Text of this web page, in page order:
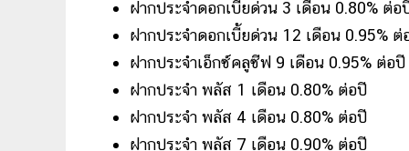
ฝากประจำดอกเบี้ยด่วน 3 เดือน 0.80% ต่อ
ฝากประจำดอกเบี้ยด่วน 12 เดือน 0.95% ต่
ฝากประจำเอ็กซ์คลูซีฟ 9 เดือน 0.95% ต่อปี
ฝากประจำ พลัส 1 เดือน 0.80% ต่อปี
ฝากประจำ พลัส 4 เดือน 0.80% ต่อปี
ฝากประจำ พลัส 7 เดือน 0.90% ต่อปี